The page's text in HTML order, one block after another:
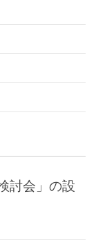
討会」の設